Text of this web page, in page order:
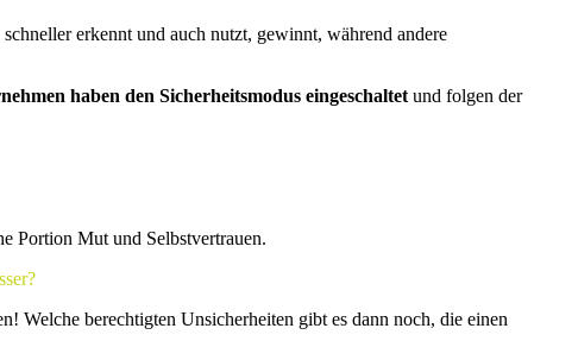
erkennt und auch nutzt, gewinnt, während andere
haben den Sicherheitsmodus eingeschaltet und folgen der
Portion Mut und Selbstvertrauen.
Welche berechtigten Unsicherheiten gibt es dann noch, die einen